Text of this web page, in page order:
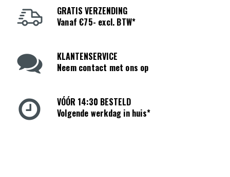
GRATIS VERZENDING
Vanaf €75- excl. BTW*
KLANTENSERVICE
Neem contact met ons op
VÓÓR 14:30 BESTELD
Volgende werkdag in huis*